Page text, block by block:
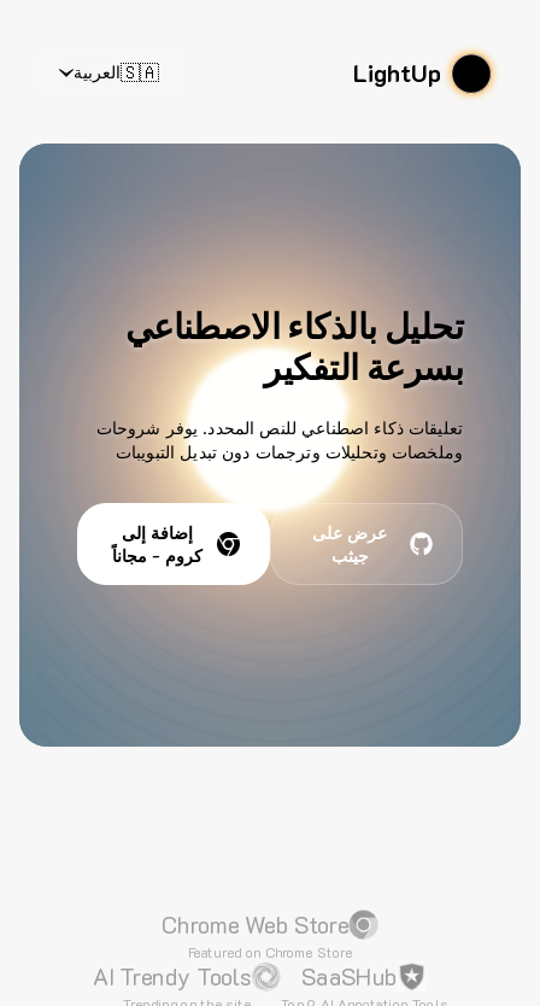
LightUp
🇸🇦العربية
تحليل بالذكاء الاصطناعي
بسرعة التفكير
تعليقات ذكاء اصطناعي للنص المحدد. يوفر شروحات
وملخصات وتحليلات وترجمات دون تبديل التبويبات
إضافة إلى
كروم - مجاناً
عرض على
جيثب
Chrome Web Store
Featured on Chrome Store
SaaSHub
AI Trendy Tools